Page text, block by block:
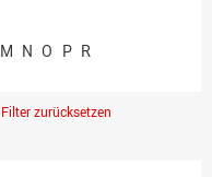
M N O P R
Filter zurücksetzen